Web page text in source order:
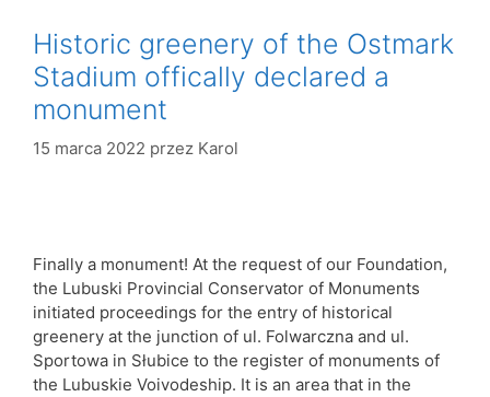
Historic greenery of the Ostmark
Stadium offically declared a
monument
15 marca 2022 przez Karol
Finally a monument! At the request of our Foundation,
the Lubuski Provincial Conservator of Monuments
initiated proceedings for the entry of historical
greenery at the junction of ul. Folwarczna and ul.
Sportowa in Słubice to the register of monuments of
the Lubuskie Voivodeship. It is an area that in the